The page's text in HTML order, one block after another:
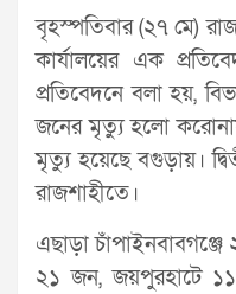
বৃহস্পতিবার (২৭ মে)
কার্যালয়ের এক
প্রতিবেদনে বলা হয়,
জনের মৃত্যু হলো
মৃত্যু হয়েছে বগুড়ায়।
রাজশাহীতে।
এছাড়া
২১ জন, জয়পুরহাটে